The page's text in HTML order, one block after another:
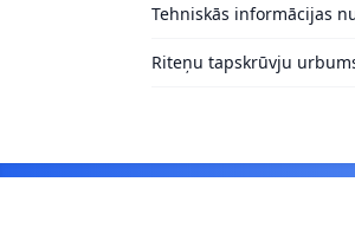
Tehniskās informācijas
Riteņu tapskrūvju